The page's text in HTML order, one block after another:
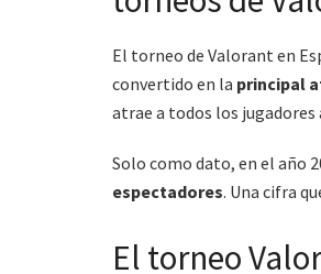
El torneo de Valorant en
convertido en la principal
atrae a todos los
Solo como dato, en el año
espectadores. Una cifra
El torneo